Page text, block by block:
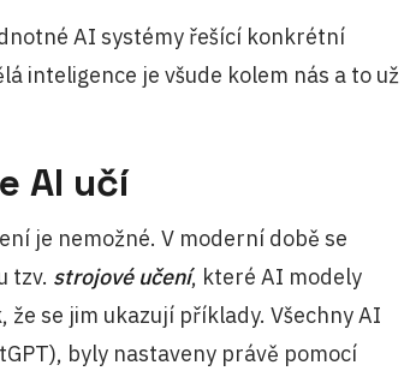
AI systémy řešící konkrétní
inteligence je všude kolem nás a to už
AI učí
je nemožné. V moderní době se
tzv. strojové učení, které AI modely
se jim ukazují příklady. Všechny AI
byly nastaveny právě pomocí